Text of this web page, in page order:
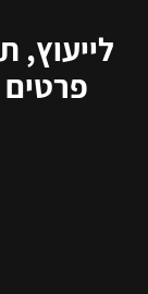
לייעוץ,